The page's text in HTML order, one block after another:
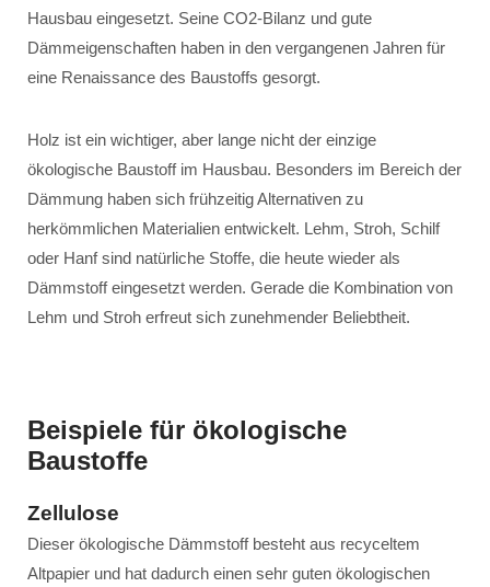
Hausbau eingesetzt. Seine CO2-Bilanz und gute
Dämmeigenschaften haben in den vergangenen Jahren für
eine Renaissance des Baustoffs gesorgt.
Holz ist ein wichtiger, aber lange nicht der einzige
ökologische Baustoff im Hausbau. Besonders im Bereich der
Dämmung haben sich frühzeitig Alternativen zu
herkömmlichen Materialien entwickelt. Lehm, Stroh, Schilf
oder Hanf sind natürliche Stoffe, die heute wieder als
Dämmstoff eingesetzt werden. Gerade die Kombination von
Lehm und Stroh erfreut sich zunehmender Beliebtheit.
Beispiele für ökologische
Baustoffe
Zellulose
Dieser ökologische Dämmstoff besteht aus recyceltem
Altpapier und hat dadurch einen sehr guten ökologischen